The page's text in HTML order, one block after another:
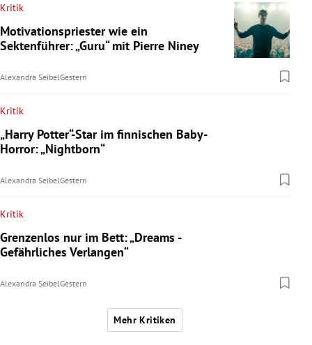
Kritik
Motivationspriester wie ein
Sektenführer: „Guru“ mit Pierre Niney
Alexandra SeibelGestern
Kritik
„Harry Potter“-Star im finnischen Baby-
Horror: „Nightborn“
Alexandra SeibelGestern
Kritik
Grenzenlos nur im Bett: „Dreams -
Gefährliches Verlangen“
Alexandra SeibelGestern
Mehr Kritiken